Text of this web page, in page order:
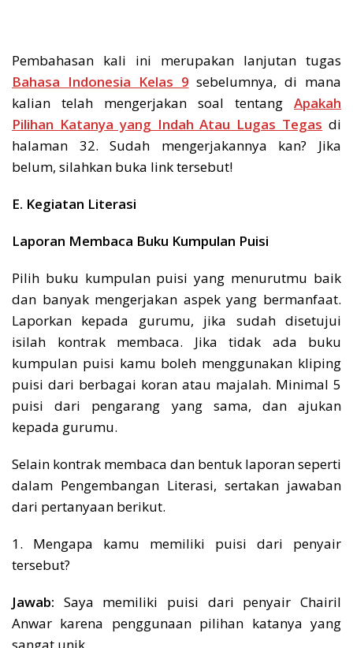
Pembahasan kali ini merupakan lanjutan tugas
Bahasa Indonesia Kelas 9 sebelumnya, di mana
kalian telah mengerjakan soal tentang Apakah
Pilihan Katanya yang Indah Atau Lugas Tegas di
halaman 32. Sudah mengerjakannya kan? Jika
belum, silahkan buka link tersebut!
E. Kegiatan Literasi
Laporan Membaca Buku Kumpulan Puisi
Pilih buku kumpulan puisi yang menurutmu baik
dan banyak mengerjakan aspek yang bermanfaat.
Laporkan kepada gurumu, jika sudah disetujui
isilah kontrak membaca. Jika tidak ada buku
kumpulan puisi kamu boleh menggunakan kliping
puisi dari berbagai koran atau majalah. Minimal 5
puisi dari pengarang yang sama, dan ajukan
kepada gurumu.
Selain kontrak membaca dan bentuk laporan seperti
dalam Pengembangan Literasi, sertakan jawaban
dari pertanyaan berikut.
1. Mengapa kamu memiliki puisi dari penyair
tersebut?
Jawab: Saya memiliki puisi dari penyair Chairil
Anwar karena penggunaan pilihan katanya yang
sangat unik.